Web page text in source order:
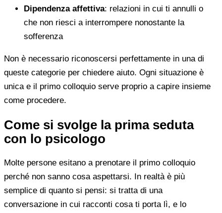
Dipendenza affettiva: relazioni in cui ti annulli o
che non riesci a interrompere nonostante la
sofferenza
Non è necessario riconoscersi perfettamente in una di
queste categorie per chiedere aiuto. Ogni situazione è
unica e il primo colloquio serve proprio a capire insieme
come procedere.
Come si svolge la prima seduta
con lo psicologo
Molte persone esitano a prenotare il primo colloquio
perché non sanno cosa aspettarsi. In realtà è più
semplice di quanto si pensi: si tratta di una
conversazione in cui racconti cosa ti porta lì, e lo